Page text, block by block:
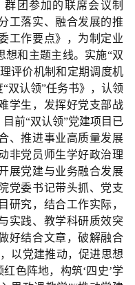
团参加的联席会议制
工落实、融合发展的推
工作要点》，为制定业
想和主题主线。实施“双
评价机制和定期调度机
双认领”任务书》，认领
学生，发挥好党支部战
前“双认领”党建项目已
、推进事业高质量发展
非党员师生学好政治理
展党建与业务融合发展
党委书记带头抓、党支
研究，结合工作实际，
实践、教学科研质效突
好结合文章，破解融合
以党建推动，促进思想
色阵地，构筑‘四史’学